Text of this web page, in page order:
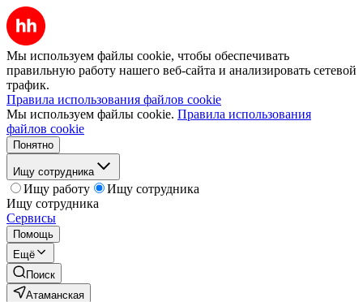
Мы используем файлы cookie, чтобы обеспечивать
правильную работу нашего веб-сайта и анализировать сетевой
трафик.
Правила использования файлов cookie
Мы используем файлы cookie. Правила использования
файлов cookie
Понятно
Ищу сотрудника
Ищу работу
Ищу сотрудника
Ищу сотрудника
Сервисы
Помощь
Ещё
Поиск
Атаманская